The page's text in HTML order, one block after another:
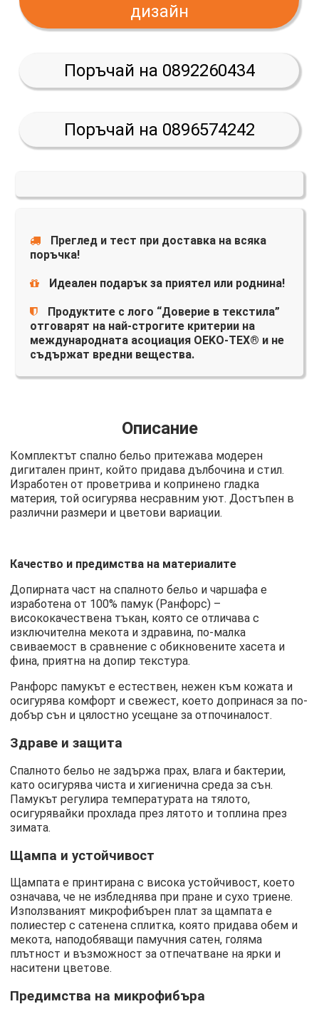
дизайн
Поръчай на 0892260434
Поръчай на 0896574242
Преглед и тест при доставка на всяка
поръчка!
Идеален подарък за приятел или роднина!
Продуктите с лого “Доверие в текстила”
отговарят на най-строгите критерии на
международната асоциация OEKO-TEX® и не
съдържат вредни вещества.
Описание
Комплектът спално бельо притежава модерен
дигитален принт, който придава дълбочина и стил.
Изработен от проветрива и копринено гладка
материя, той осигурява несравним уют. Достъпен в
различни размери и цветови вариации.
Качество и предимства на материалите
Допирната част на спалното бельо и чаршафа е
изработена от 100% памук (Ранфорс) –
висококачествена тъкан, която се отличава с
изключителна мекота и здравина, по-малка
свиваемост в сравнение с обикновените хасета и
фина, приятна на допир текстура.
Ранфорс памукът е естествен, нежен към кожата и
осигурява комфорт и свежест, което допринася за по-
добър сън и цялостно усещане за отпочиналост.
Здраве и защита
Спалното бельо не задържа прах, влага и бактерии,
като осигурява чиста и хигиенична среда за сън.
Памукът регулира температурата на тялото,
осигурявайки прохлада през лятото и топлина през
зимата.
Щампа и устойчивост
Щампата е принтирана с висока устойчивост, което
означава, че не избледнява при пране и сухо триене.
Използваният микрофибърен плат за щампата е
полиестер с сатенена сплитка, която придава обем и
мекота, наподобяващи памучния сатен, голяма
плътност и възможност за отпечатване на ярки и
наситени цветове.
Предимства на микрофибъра